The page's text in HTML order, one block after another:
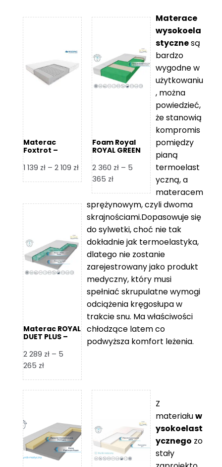
Materac
Foxtrot –
1 139 zł – 2 109 złZakres
cen:
1
139 zł
do
2
109 zł
Foam Royal
ROYAL GREEN
piankowy
2 360 zł – 5
365 złZakres
od
2
360 zł
5
365 zł
Materac ROYAL
DUET PLUS –
2 289 zł – 5
265 złZakres
od
do
5
265 zł
Materace
wysokoela
stycznesą
bardzo
wygodne w
użytkowaniu
, można
powiedzieć,
że stanowią
kompromis
pomiędzy
pianą
termoelast
yczną, a
materacem
sprężynowym, czyli dwoma
skrajnościami.Dopasowuje się
do sylwetki, choć nie tak
dokładnie jak termoelastyka,
dlatego nie zostanie
zarejestrowany jako produkt
medyczny, który musi
spełniać skrupulatne wymogi
odciążenia kręgosłupa w
trakcie snu. Ma właściwości
chłodzące latem co
podwyższa komfort leżenia.
Z
materiałuw
ysokoelast
ycznego zo
stały